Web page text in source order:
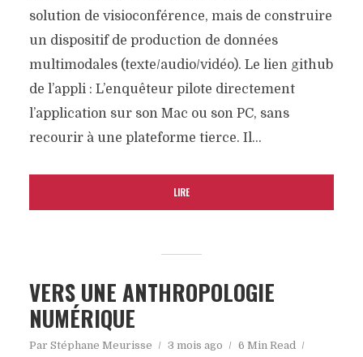
solution de visioconférence, mais de construire
un dispositif de production de données
multimodales (texte/audio/vidéo). Le lien github
de l’appli : L’enquêteur pilote directement
l’application sur son Mac ou son PC, sans
recourir à une plateforme tierce. Il...
LIRE
VERS UNE ANTHROPOLOGIE
NUMÉRIQUE
Par Stéphane Meurisse 3 mois ago
6 Min Read